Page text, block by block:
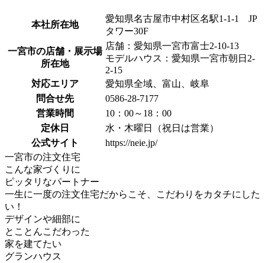
本社所在地
愛知県名古屋市中村区名駅1-1-1 JP
タワー30F
一宮市の店舗・展示場
所在地
店舗：愛知県一宮市富士2-10-13
モデルハウス：愛知県一宮市朝日2-
2-15
対応エリア
愛知県全域、富山、岐阜
問合せ先
0586-28-7177
営業時間
10：00～18：00
定休日
水・木曜日（祝日は営業）
公式サイト
https://neie.jp/
一宮市の注文住宅
こんな家づくりに
ピッタリなパートナー
一生に一度の注文住宅だからこそ、こだわりをカタチにした
い！
デザインや細部に
とことんこだわった
家を建てたい
グランハウス